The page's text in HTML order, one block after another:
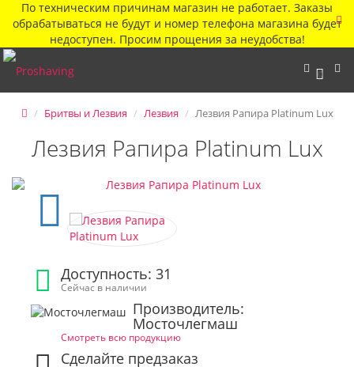
По техническим причинам магазин не работает. Заказы
обрабатываться не будут и номер телефона магазина будет
недоступен. Просим прощения за неудобства!
0
Бритвы и Лезвия Лезвия Лезвия Рапира Platinum Lux
Лезвия Рапира Platinum Lux
Доступность: 31
Сейчас в наличии
Производитель:
Мосточлегмаш
Смотреть всю продукцию
Сделайте предзаказ